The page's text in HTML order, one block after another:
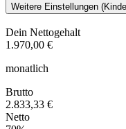
Weitere Einstellungen
Dein Nettogehalt
1.970,00 €
monatlich
Brutto
2.833,33 €
Netto